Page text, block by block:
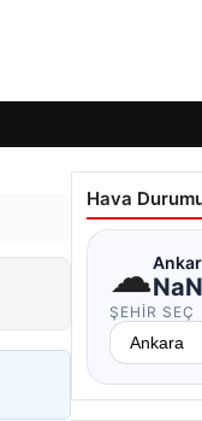
Hava
☁
ŞEHIR SEÇ